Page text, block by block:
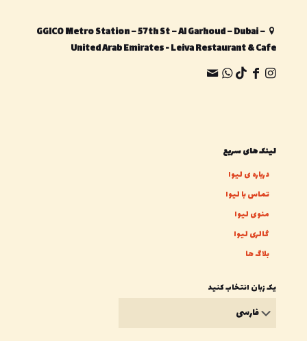
GGICO Metro Station – 57th St – Al Garhoud – Dubai –
United Arab Emirates - Leiva Restaurant & Cafe
لینک های سریع
درباره ی لیوا
تماس با لیوا
منوی لیوا
گالری لیوا
بلاگ ها
یک زبان انتخاب کنید